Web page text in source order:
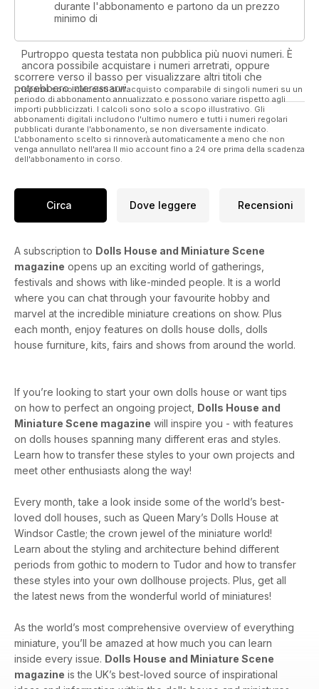
durante l'abbonamento e partono da un prezzo
minimo di
Purtroppo questa testata non pubblica più nuovi numeri. È
ancora possibile acquistare i numeri arretrati, oppure
scorrere verso il basso per visualizzare altri titoli che
potrebbero interessarvi.
I risparmi sono calcolati sull'acquisto comparabile di singoli numeri su un
periodo di abbonamento annualizzato e possono variare rispetto agli
importi pubblicizzati. I calcoli sono solo a scopo illustrativo. Gli
abbonamenti digitali includono l'ultimo numero e tutti i numeri regolari
pubblicati durante l'abbonamento, se non diversamente indicato.
L'abbonamento scelto si rinnoverà automaticamente a meno che non
venga annullato nell'area Il mio account fino a 24 ore prima della scadenza
dell'abbonamento in corso.
Circa Dove leggere Recensioni
A subscription to Dolls House and Miniature Scene
magazine opens up an exciting world of gatherings,
festivals and shows with like-minded people. It is a world
where you can chat through your favourite hobby and
marvel at the incredible miniature creations on show. Plus
each month, enjoy features on dolls house dolls, dolls
house furniture, kits, fairs and shows from around the world.
If you’re looking to start your own dolls house or want tips
on how to perfect an ongoing project, Dolls House and
Miniature Scene magazine will inspire you - with features
on dolls houses spanning many different eras and styles.
Learn how to transfer these styles to your own projects and
meet other enthusiasts along the way!
Every month, take a look inside some of the world’s best-
loved doll houses, such as Queen Mary’s Dolls House at
Windsor Castle; the crown jewel of the miniature world!
Learn about the styling and architecture behind different
periods from gothic to modern to Tudor and how to transfer
these styles into your own dollhouse projects. Plus, get all
the latest news from the wonderful world of miniatures!
As the world’s most comprehensive overview of everything
miniature, you’ll be amazed at how much you can learn
inside every issue. Dolls House and Miniature Scene
magazine is the UK’s best-loved source of inspirational